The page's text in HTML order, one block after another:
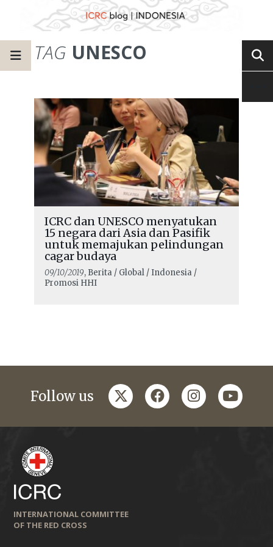
TAG UNESCO
ICRC dan UNESCO menyatukan
15 negara dari Asia dan Pasifik
untuk memajukan pelindungan
cagar budaya
09/10/2019, Berita / Global / Indonesia /
Promosi HHI
Follow us twitterfacebookinstagramyoutube
INTERNATIONAL COMMITTEE
OF THE RED CROSS